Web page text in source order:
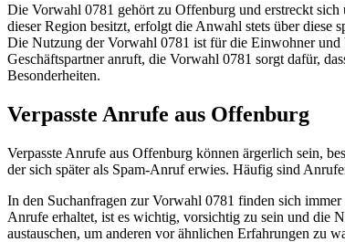
Die Vorwahl 0781 gehört zu Offenburg und erstreckt
dieser Region besitzt, erfolgt die Anwahl stets über diese
Die Nutzung der Vorwahl 0781 ist für die Einwohner
Geschäftspartner anruft, die Vorwahl 0781 sorgt dafür,
Besonderheiten.
Verpasste Anrufe aus Offenburg
Verpasste Anrufe aus Offenburg können ärgerlich sein,
der sich später als Spam-Anruf erwies. Häufig sind
In den Suchanfragen zur Vorwahl 0781 finden sich
Anrufe erhaltet, ist es wichtig, vorsichtig zu sein und die
austauschen, um anderen vor ähnlichen Erfahrungen zu